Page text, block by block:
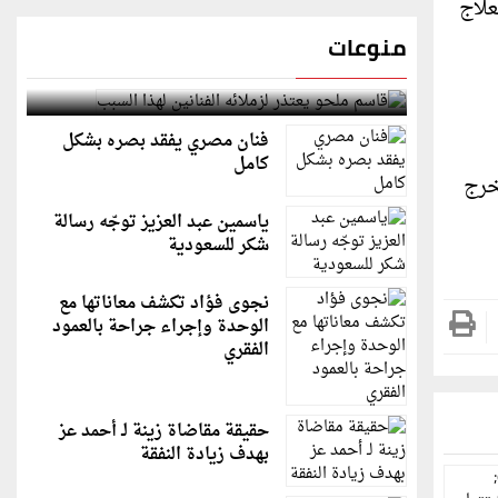
تخرج
منوعات
قاسم ملحو يعتذر لزملائه الفنانين لهذا السبب
فنان مصري يفقد بصره بشكل
كامل
ياسمين عبد العزيز توجّه رسالة
شكر للسعودية
نجوى فؤاد تكشف معاناتها مع
الوحدة وإجراء جراحة بالعمود
الفقري
حقيقة مقاضاة زينة لـ أحمد عز
بهدف زيادة النفقة